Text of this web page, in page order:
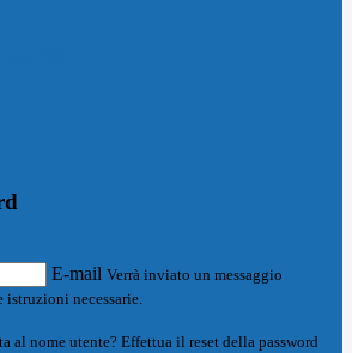
E-mail Verrà inviato un messaggio
necessarie.
al nome utente? Effettua il reset della password